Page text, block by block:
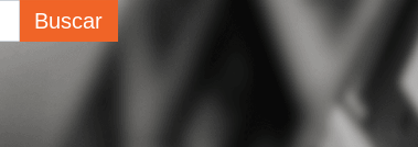
Buscar